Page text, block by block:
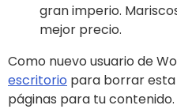
gran imperio.
mejor precio.
Como nuevo usuario de
escritorio para borrar
páginas para tu contenido.